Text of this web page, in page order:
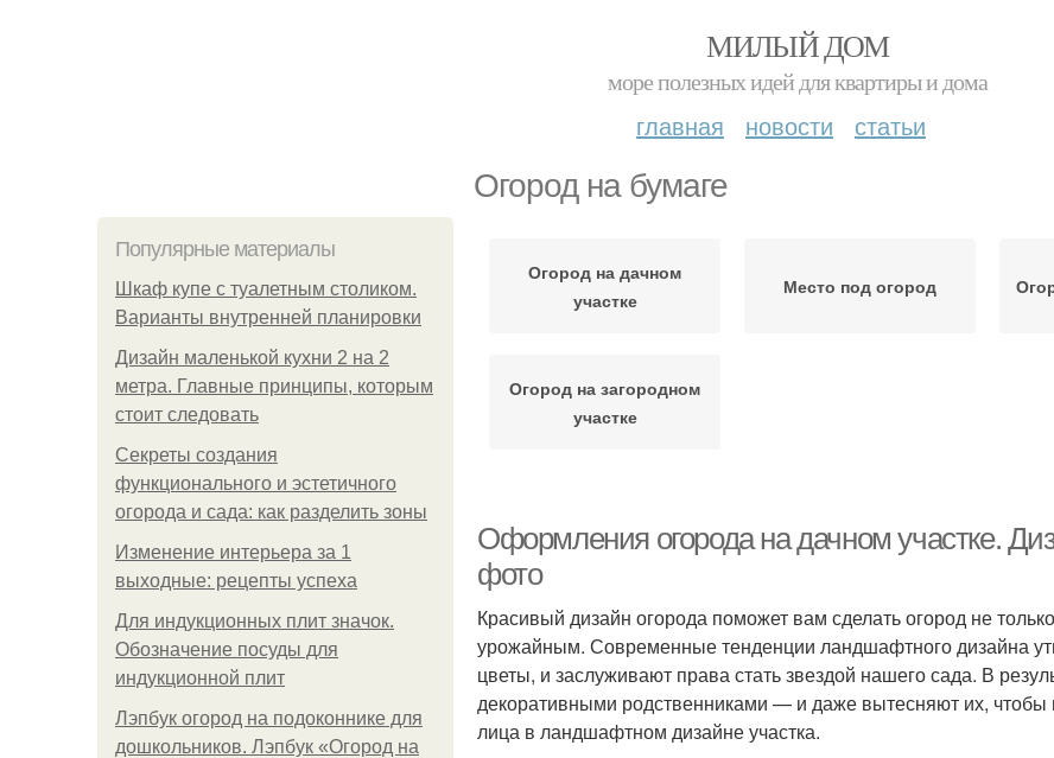
МИЛЫЙ ДОМ
море полезных идей для квартиры и дома
главная новости статьи
Огород на бумаге
Популярные материалы
Шкаф купе с туалетным столиком.
Варианты внутренней планировки
Дизайн маленькой кухни 2 на 2
метра. Главные принципы, которым
стоит следовать
Секреты создания
функционального и эстетичного
огорода и сада: как разделить зоны
Изменение интерьера за 1
выходные: рецепты успеха
Для индукционных плит значок.
Обозначение посуды для
индукционной плит
Лэпбук огород на подоконнике для
дошкольников. Лэпбук «Огород на
Огород на дачном
участке
Место под огород
Огород на загородном
участке
Оформления огорода на дачном участке.
фото
Красивый дизайн огорода поможет вам сделать огород не
урожайным. Современные тенденции ландшафтного дизайна
цветы, и заслуживают права стать звездой нашего сада. В
декоративными родственниками — и даже вытесняют их, чтобы
лица в ландшафтном дизайне участка.